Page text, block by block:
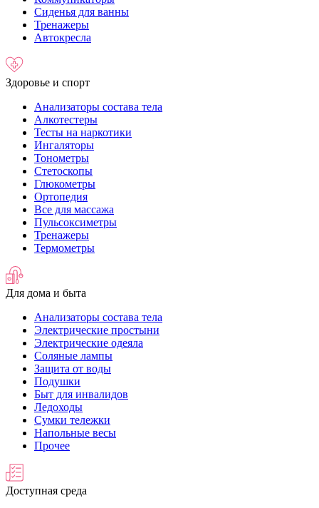
Сиденья для ванны
Тренажеры
Автокресла
Здоровье и спорт
Анализаторы состава тела
Алкотестеры
Тесты на наркотики
Ингаляторы
Тонометры
Стетоскопы
Глюкометры
Ортопедия
Все для массажа
Пульсоксиметры
Тренажеры
Термометры
Для дома и быта
Анализаторы состава тела
Электрические простыни
Электрические одеяла
Соляные лампы
Защита от воды
Подушки
Быт для инвалидов
Ледоходы
Сумки тележки
Напольные весы
Прочее
Доступная среда